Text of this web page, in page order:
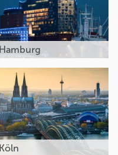
Hamburg
Köln